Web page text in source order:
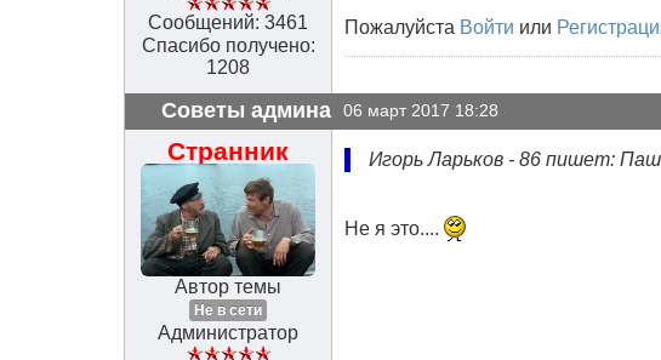
Сообщений: 3461
Спасибо получено:
1208
Пожалуйста Войти или
Советы админа 06 март 2017 18:28
Странник
Автор темы
Не в сети
Администратор
Игорь Ларьков - 86 пишет:
Не я это....